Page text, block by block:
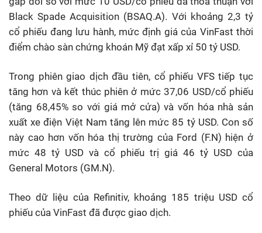
Black Spade Acquisition (BSAQ.A). Với khoảng 2,3 tỷ
cổ phiếu đang lưu hành, mức định giá của VinFast thời
điểm chào sàn chứng khoán Mỹ đạt xấp xỉ 50 tỷ USD.
Trong phiên giao dịch đầu tiên, cổ phiếu VFS tiếp tục
tăng hơn và kết thúc phiên ở mức 37,06 USD/cổ phiếu
(tăng 68,45% so với giá mở cửa) và vốn hóa nhà sản
xuất xe điện Việt Nam tăng lên mức 85 tỷ USD. Con số
này cao hơn vốn hóa thị trường của Ford (F.N) hiện ở
mức 48 tỷ USD và cổ phiếu trị giá 46 tỷ USD của
General Motors (GM.N).
Theo dữ liệu của Refinitiv, khoảng 185 triệu USD cổ
phiếu của VinFast đã được giao dịch.